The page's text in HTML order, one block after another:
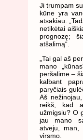
Ji trumpam
kūne yra
atsakiau.
netikėtai
prognozę;
atšalimą“.
„Tai gal aš
mano
peršalime –
kalbant
paryčiais
Aš
reikš, kad
užmigsiu? O
jau mano
atveju, man,
virsmo.